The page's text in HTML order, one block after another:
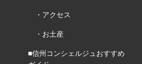
・アクセス
・お土産
■信州コンシェルジュおすすめ